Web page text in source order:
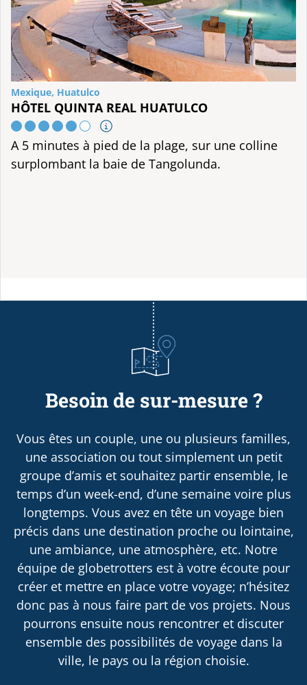
Mexique, Huatulco
HÔTEL QUINTA REAL HUATULCO
A 5 minutes à pied de la plage, sur une colline
surplombant la baie de Tangolunda.
Besoin de sur-mesure ?
Vous êtes un couple, une ou plusieurs familles,
une association ou tout simplement un petit
groupe d’amis et souhaitez partir ensemble, le
temps d’un week-end, d’une semaine voire plus
longtemps. Vous avez en tête un voyage bien
précis dans une destination proche ou lointaine,
une ambiance, une atmosphère, etc. Notre
équipe de globetrotters est à votre écoute pour
créer et mettre en place votre voyage; n’hésitez
donc pas à nous faire part de vos projets. Nous
pourrons ensuite nous rencontrer et discuter
ensemble des possibilités de voyage dans la
ville, le pays ou la région choisie.